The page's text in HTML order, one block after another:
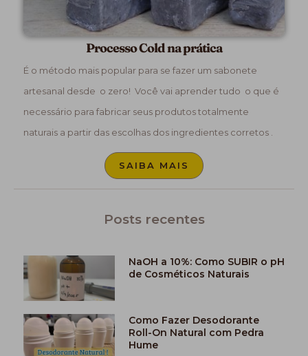
Processo Cold na prática
É o método mais popular para se fazer um sabonete
artesanal desde o zero! Você vai aprender tudo o que é
necessário para fabricar seus produtos totalmente
naturais a partir das escolhas dos ingredientes corretos .
SAIBA MAIS
Posts recentes
NaOH a 10%: Como SUBIR o pH
de Cosméticos Naturais
Como Fazer Desodorante
Roll-On Natural com Pedra
Hume